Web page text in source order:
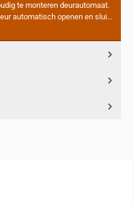
te monteren deurautomaat.
automatisch openen en slui…